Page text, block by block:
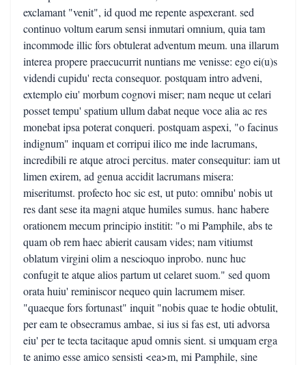
exclamant "venit", id quod me repente aspexerant. sed
continuo voltum earum sensi inmutari omnium, quia tam
incommode illic fors obtulerat adventum meum. una illarum
interea propere praecucurrit nuntians me venisse: ego ei(u)s
videndi cupidu' recta consequor. postquam intro adveni,
extemplo eiu' morbum cognovi miser; nam neque ut celari
posset tempu' spatium ullum dabat neque voce alia ac res
monebat ipsa poterat conqueri. postquam aspexi, "o facinus
indignum" inquam et corripui ilico me inde lacrumans,
incredibili re atque atroci percitus. mater consequitur: iam ut
limen exirem, ad genua accidit lacrumans misera:
miseritumst. profecto hoc sic est, ut puto: omnibu' nobis ut
res dant sese ita magni atque humiles sumus. hanc habere
orationem mecum principio institit: "o mi Pamphile, abs te
quam ob rem haec abierit causam vides; nam vitiumst
oblatum virgini olim a nescioquo inprobo. nunc huc
confugit te atque alios partum ut celaret suom." sed quom
orata huiu' reminiscor nequeo quin lacrumem miser.
"quaeque fors fortunast" inquit "nobis quae te hodie obtulit,
per eam te obsecramus ambae, si ius si fas est, uti advorsa
eiu' per te tecta tacitaque apud omnis sient. si umquam erga
te animo esse amico sensisti <ea>m, mi Pamphile, sine